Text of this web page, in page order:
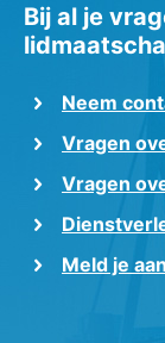
Bij al je
Neem
Vragen
Vragen
Meld je